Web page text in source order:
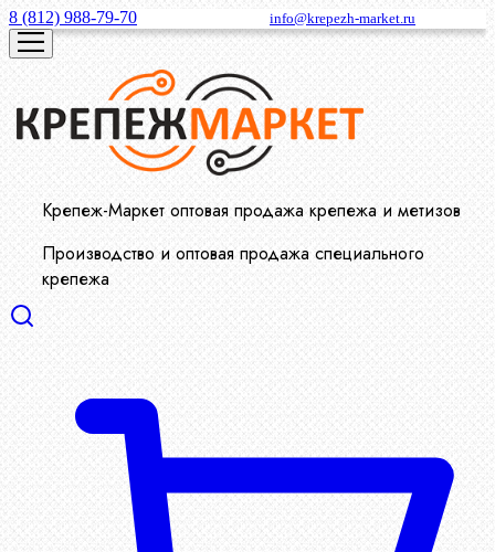
8 (812) 988-79-70 info@krepezh-market.ru
Крепеж-Маркет оптовая продажа крепежа и метизов
Производство и оптовая продажа специального
крепежа